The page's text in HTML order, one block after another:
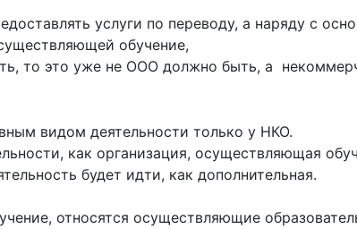
услуги по переводу, а наряду с
обучение,
то это уже не ООО должно быть, а
видом деятельности только у НКО.
как организация, осуществляющая
будет идти, как дополнительная.
относятся осуществляющие